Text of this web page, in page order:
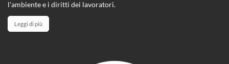
l'ambiente e i diritti dei lavoratori.
Leggi di più